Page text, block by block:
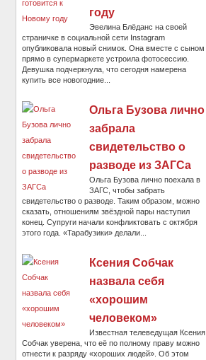
году
Эвелина Блёданс на своей
страничке в социальной сети Instagram
опубликовала новый снимок. Она вместе с сыном
прямо в супермаркете устроила фотосессию.
Девушка подчеркнула, что сегодня намерена
купить все новогодние...
Ольга Бузова лично
забрала
свидетельство о
разводе из ЗАГСа
Ольга Бузова лично поехала в
ЗАГС, чтобы забрать
свидетельство о разводе. Таким образом, можно
сказать, отношениям звёздной пары наступил
конец. Супруги начали конфликтовать с октября
этого года. «Тарабузики» делали...
Ксения Собчак
назвала себя
«хорошим
человеком»
Известная телеведущая Ксения
Собчак уверена, что её по полному праву можно
отнести к разряду «хороших людей». Об этом